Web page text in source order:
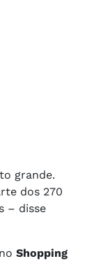
grande.
dos 270
– disse
Shopping